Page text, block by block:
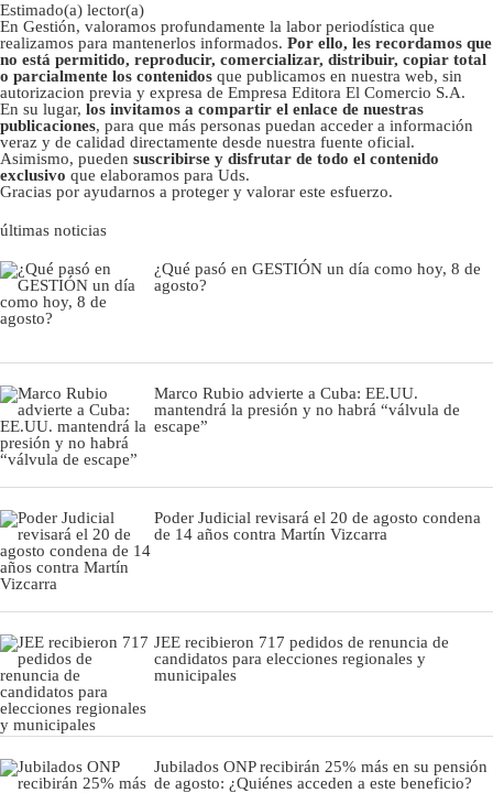
Estimado(a) lector(a)
En Gestión, valoramos profundamente la labor periodística que
realizamos para mantenerlos informados. Por ello, les recordamos que
no está permitido, reproducir, comercializar, distribuir, copiar total
o parcialmente los contenidos que publicamos en nuestra web, sin
autorizacion previa y expresa de Empresa Editora El Comercio S.A.
En su lugar, los invitamos a compartir el enlace de nuestras
publicaciones, para que más personas puedan acceder a información
veraz y de calidad directamente desde nuestra fuente oficial.
Asimismo, pueden suscribirse y disfrutar de todo el contenido
exclusivo que elaboramos para Uds.
Gracias por ayudarnos a proteger y valorar este esfuerzo.
últimas noticias
¿Qué pasó en GESTIÓN un día como hoy, 8 de
agosto?
Marco Rubio advierte a Cuba: EE.UU.
mantendrá la presión y no habrá “válvula de
escape”
Poder Judicial revisará el 20 de agosto condena
de 14 años contra Martín Vizcarra
JEE recibieron 717 pedidos de renuncia de
candidatos para elecciones regionales y
municipales
Jubilados ONP recibirán 25% más en su pensión
de agosto: ¿Quiénes acceden a este beneficio?